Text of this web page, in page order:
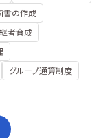
書の作成
者育成
グループ通算制度